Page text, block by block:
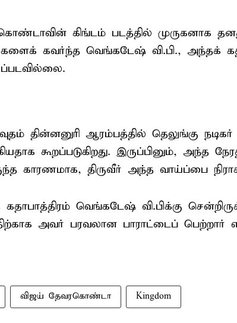
கிங்டம் படத்தில் முருகனாக
கவர்ந்த வெங்கடேஷ் வி.பி., அந்தக்
தின்னனுரி ஆரம்பத்தில் தெலுங்கு
கூறப்படுகிறது. இருப்பினும், அந்த
காரணமாக, திருவீர் அந்த வாய்ப்பை
வெங்கடேஷ் வி.பிக்கு
அவர் பரவலான பாராட்டைப் பெற்றார்
விஜய் தேவரகொண்டா Kingdom